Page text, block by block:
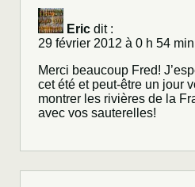
Eric dit :
29 février 2012 à 0 h 54 min
Merci beaucoup Fred!
cet été et peut-être un jour
montrer les rivières de la
avec vos sauterelles!